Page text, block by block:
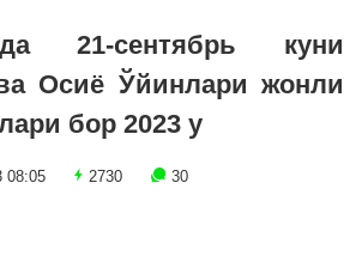
21-сентябрь куни
Осиё Ўйинлари жонли
бор 2023 y
08:05 2730 30